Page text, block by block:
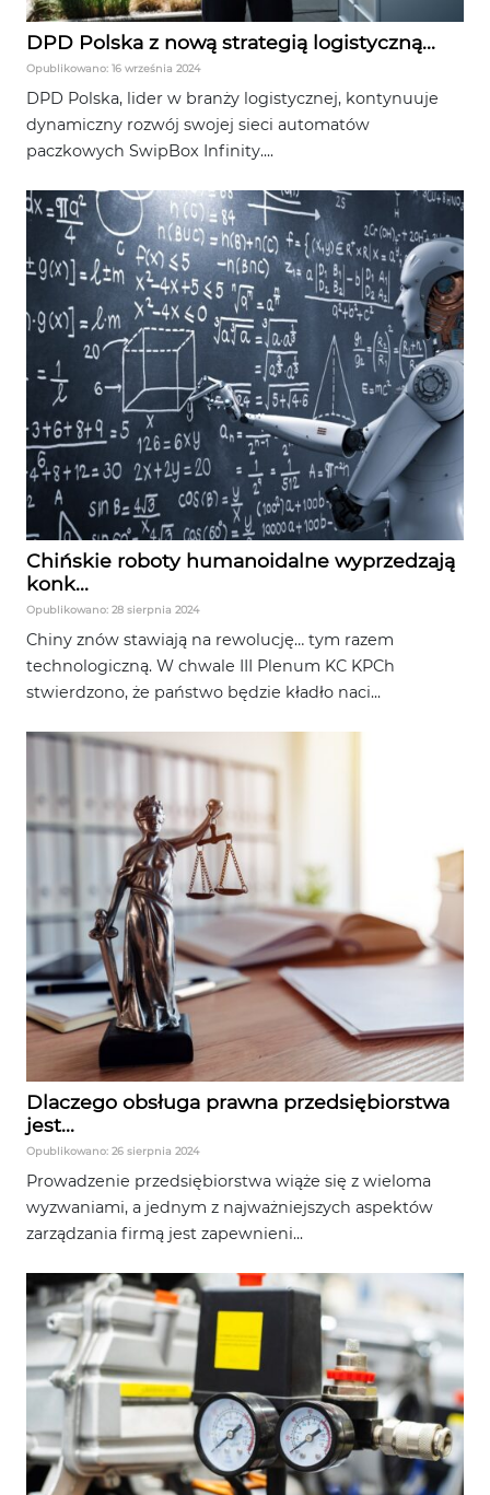
DPD Polska z nową strategią logistyczną...
Opublikowano: 16 września 2024
DPD Polska, lider w branży logistycznej, kontynuuje
dynamiczny rozwój swojej sieci automatów
paczkowych SwipBox Infinity....
Chińskie roboty humanoidalne wyprzedzają
konk...
Opublikowano: 28 sierpnia 2024
Chiny znów stawiają na rewolucję… tym razem
technologiczną. W chwale III Plenum KC KPCh
stwierdzono, że państwo będzie kładło naci...
Dlaczego obsługa prawna przedsiębiorstwa
jest...
Opublikowano: 26 sierpnia 2024
Prowadzenie przedsiębiorstwa wiąże się z wieloma
wyzwaniami, a jednym z najważniejszych aspektów
zarządzania firmą jest zapewnieni...